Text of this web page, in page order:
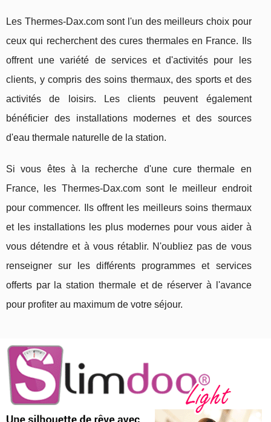
Les Thermes-Dax.com sont l'un des meilleurs choix pour
ceux qui recherchent des cures thermales en France. Ils
offrent une variété de services et d'activités pour les
clients, y compris des soins thermaux, des sports et des
activités de loisirs. Les clients peuvent également
bénéficier des installations modernes et des sources
d'eau thermale naturelle de la station.
Si vous êtes à la recherche d'une cure thermale en
France, les Thermes-Dax.com sont le meilleur endroit
pour commencer. Ils offrent les meilleurs soins thermaux
et les installations les plus modernes pour vous aider à
vous détendre et à vous rétablir. N'oubliez pas de vous
renseigner sur les différents programmes et services
offerts par la station thermale et de réserver à l'avance
pour profiter au maximum de votre séjour.